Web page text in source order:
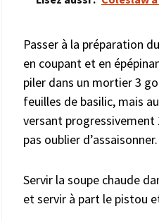
Passer à la préparation
en coupant et en
piler dans un mortier 3
feuilles de basilic, mais
versant progressivement
pas oublier d’assaisonner.
Servir la soupe chaude
et servir à part le pistou